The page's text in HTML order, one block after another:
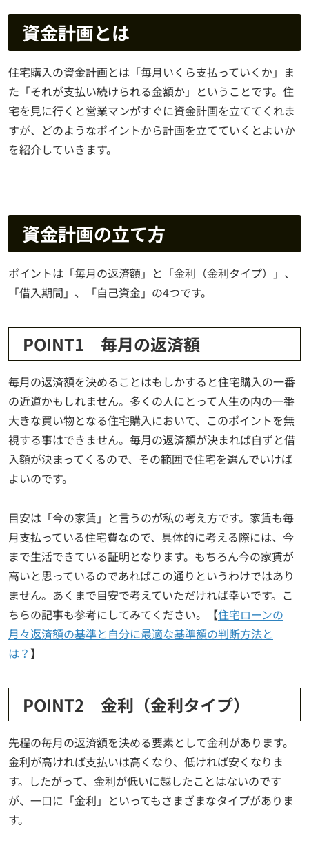
資金計画とは
住宅購入の資金計画とは「毎月いくら支払っていくか」ま
た「それが支払い続けられる金額か」ということです。住
宅を見に行くと営業マンがすぐに資金計画を立ててくれま
すが、どのようなポイントから計画を立てていくとよいか
を紹介していきます。
資金計画の立て方
ポイントは「毎月の返済額」と「金利（金利タイプ）」、
「借入期間」、「自己資金」の4つです。
POINT1 毎月の返済額
毎月の返済額を決めることはもしかすると住宅購入の一番
の近道かもしれません。多くの人にとって人生の内の一番
大きな買い物となる住宅購入において、このポイントを無
視する事はできません。毎月の返済額が決まれば自ずと借
入額が決まってくるので、その範囲で住宅を選んでいけば
よいのです。
目安は「今の家賃」と言うのが私の考え方です。家賃も毎
月支払っている住宅費なので、具体的に考える際には、今
まで生活できている証明となります。もちろん今の家賃が
高いと思っているのであればこの通りというわけではあり
ません。あくまで目安で考えていただければ幸いです。こ
ちらの記事も参考にしてみてください。【住宅ローンの
月々返済額の基準と自分に最適な基準額の判断方法と
は？】
POINT2 金利（金利タイプ）
先程の毎月の返済額を決める要素として金利があります。
金利が高ければ支払いは高くなり、低ければ安くなりま
す。したがって、金利が低いに越したことはないのです
が、一口に「金利」といってもさまざまなタイプがありま
す。